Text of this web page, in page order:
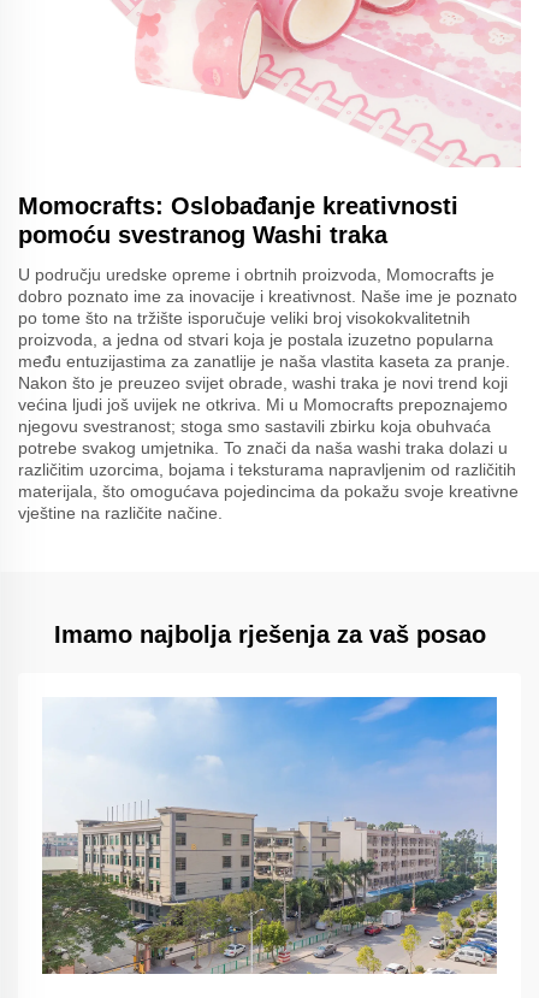
Momocrafts: Oslobađanje kreativnosti
pomoću svestranog Washi traka
U području uredske opreme i obrtnih proizvoda, Momocrafts je
dobro poznato ime za inovacije i kreativnost. Naše ime je poznato
po tome što na tržište isporučuje veliki broj visokokvalitetnih
proizvoda, a jedna od stvari koja je postala izuzetno popularna
među entuzijastima za zanatlije je naša vlastita kaseta za pranje.
Nakon što je preuzeo svijet obrade, washi traka je novi trend koji
većina ljudi još uvijek ne otkriva. Mi u Momocrafts prepoznajemo
njegovu svestranost; stoga smo sastavili zbirku koja obuhvaća
potrebe svakog umjetnika. To znači da naša washi traka dolazi u
različitim uzorcima, bojama i teksturama napravljenim od različitih
materijala, što omogućava pojedincima da pokažu svoje kreativne
vještine na različite načine.
Imamo najbolja rješenja za vaš posao